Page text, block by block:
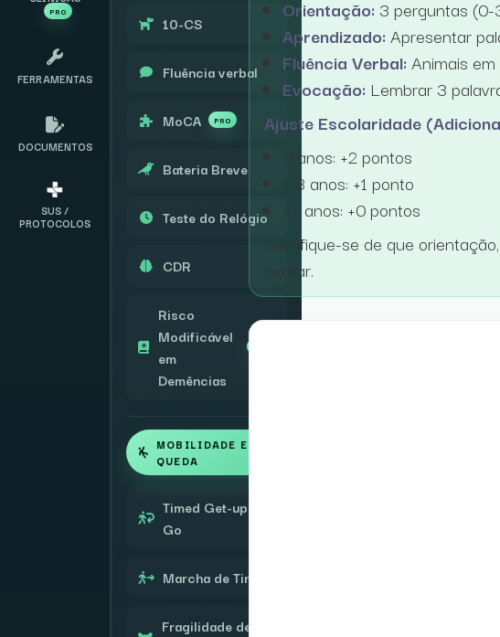
PRO
FERRAMENTAS
DOCUMENTOS
SUS /
PROTOCOLOS
10-CS
Fluência verbal
MoCA PRO
Bateria Breve
Teste do Relógio
CDR
Risco
Modificável
em
Demências
MOBILIDADE E
QUEDA
Timed Get-up and
Go
Marcha de Tinetti
Fragilidade de
Orientação: 3 perguntas (0-
Aprendizado: Apresentar
Fluência Verbal: Animais
Evocação: Lembrar 3
Ajuste Escolaridade
0 anos: +2 pontos
1-3 anos: +1 ponto
4+ anos: +0 pontos
Certifique-se de que
avaliar.